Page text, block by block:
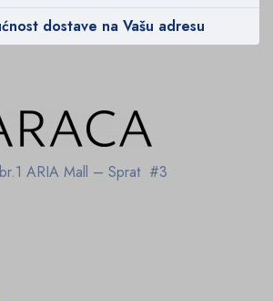
dostave na Vašu adresu
ARIA Mall – Sprat #3